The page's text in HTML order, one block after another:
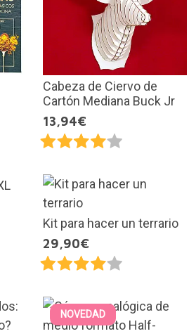
Cabeza de Ciervo de
Cartón Mediana Buck Jr
13,94€
Kit para hacer un terrario
29,90€
NOVEDAD